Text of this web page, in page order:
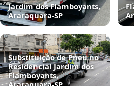
Jardim dos Flamboyants,
Araraquara‑SP
Substituição de Pneu no
Residencial Jardim dos
Flamboyants,